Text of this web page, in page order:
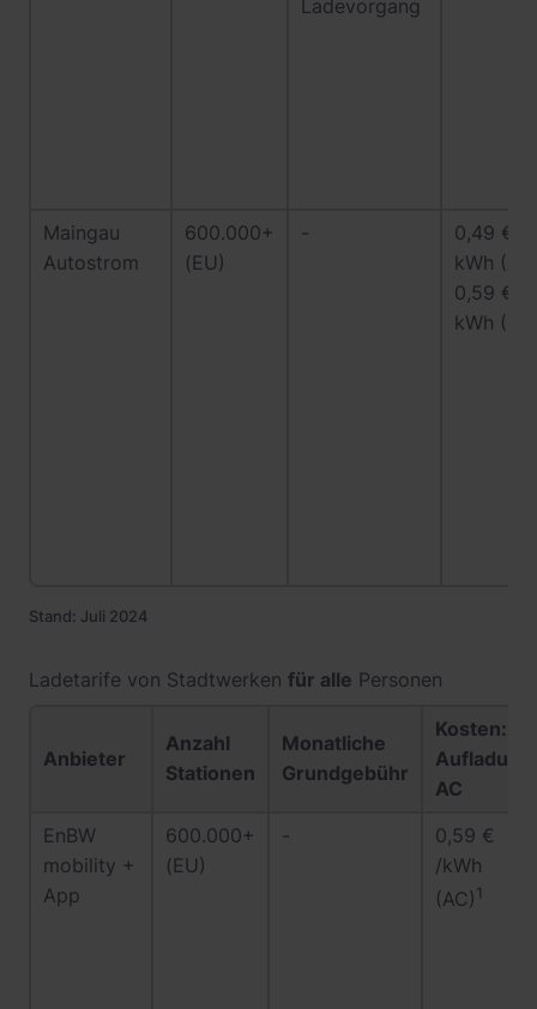
Ladevorgang
Maingau
Autostrom
600.000+
(EU)
-
0,49 € /
kWh
0,59 € /
kWh
Stand: Juli 2024
Ladetarife von Stadtwerken für alle Personen
Anbieter
Anzahl
Stationen
Monatliche
Grundgebühr
Kosten:
Aufladung
AC
EnBW
mobility +
App
600.000+
(EU)
-
0,59 €
/kWh
(AC)1